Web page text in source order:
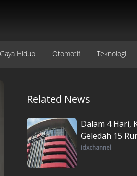
Gaya Hidup Otomotif Teknologi
Related News
Dalam 4 Hari,
Geledah 15
idxchannel